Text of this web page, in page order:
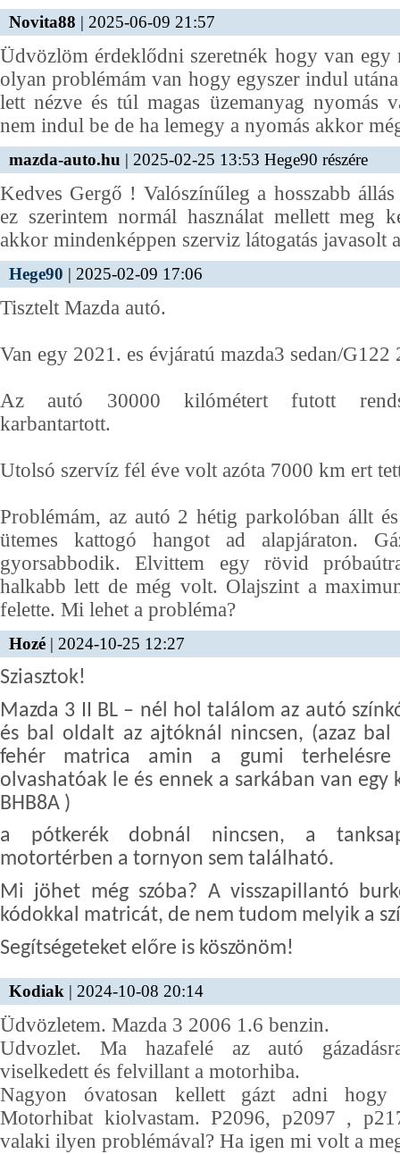
Novita88 | 2025-06-09 21:57
Üdvözlöm érdeklődni szeretnék hogy van egy
olyan problémám van hogy egyszer indul
lett nézve és túl magas üzemanyag nyomás
nem indul be de ha lemegy a nyomás akkor
mazda-auto.hu | 2025-02-25 13:53 Hege90 részére
Kedves Gergő ! Valószínűleg a hosszabb
ez szerintem normál használat mellett meg
akkor mindenképpen szerviz látogatás javasolt
Hege90 | 2025-02-09 17:06
Tisztelt Mazda autó.
Van egy 2021. es évjáratú mazda3 sedan/G122
Az autó 30000 kilómétert futott
karbantartott.
Utolsó szervíz fél éve volt azóta 7000 km ert
Problémám, az autó 2 hétig parkolóban állt
ütemes kattogó hangot ad alapjáraton.
gyorsabbodik. Elvittem egy rövid
halkabb lett de még volt. Olajszint a
felette. Mi lehet a probléma?
Hozé | 2024-10-25 12:27
Sziasztok!
Mazda 3 II BL – nél hol találom az autó
és bal oldalt az ajtóknál nincsen, (azaz
fehér matrica amin a gumi terhelésre
olvashatóak le és ennek a sarkában van egy
BHB8A )
a pótkerék dobnál nincsen, a
motortérben a tornyon sem található.
Mi jöhet még szóba? A visszapillantó
kódokkal matricát, de nem tudom melyik a
Segítségeteket előre is köszönöm!
Kodiak | 2024-10-08 20:14
Üdvözletem. Mazda 3 2006 1.6 benzin.
Udvozlet. Ma hazafelé az autó
viselkedett és felvillant a motorhiba.
Nagyon óvatosan kellett gázt adni hogy
Motorhibat kiolvastam. P2096, p2097 ,
valaki ilyen problémával? Ha igen mi volt a